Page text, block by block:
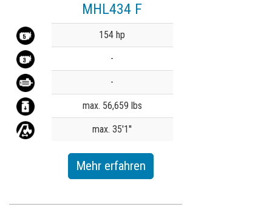
MHL434 F
154 hp
-
-
max. 56,659 lbs
max. 35'1''
Mehr erfahren